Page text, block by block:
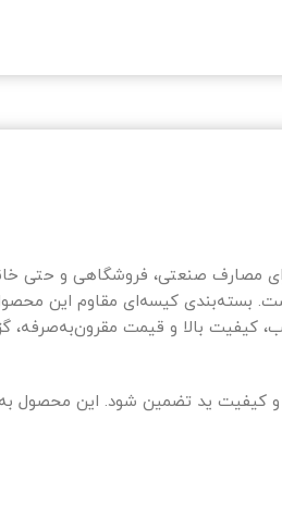
که برای مصارف صنعتی، فروشگاهی
بسته‌بندی کیسه‌ای مقاوم این
کیفیت بالا و قیمت مقرون‌به‌صرفه،
و کیفیت ید تضمین شود. این محصول